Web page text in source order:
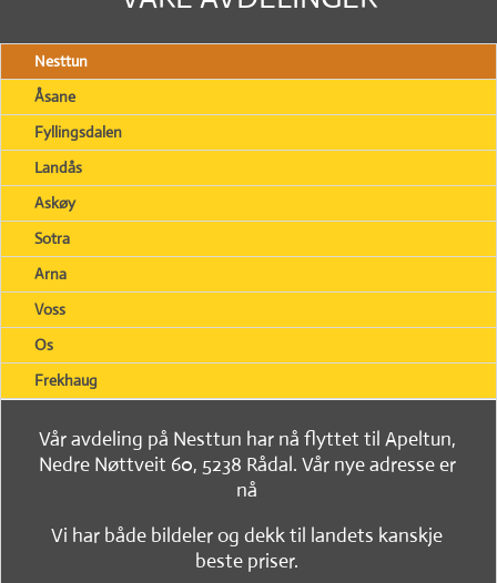
Nesttun
Åsane
Fyllingsdalen
Landås
Askøy
Sotra
Arna
Voss
Os
Frekhaug
Vår avdeling på Nesttun har nå flyttet til Apeltun,
Nedre Nøttveit 60, 5238 Rådal. Vår nye adresse er
nå
Vi har både bildeler og dekk til landets kanskje
beste priser.